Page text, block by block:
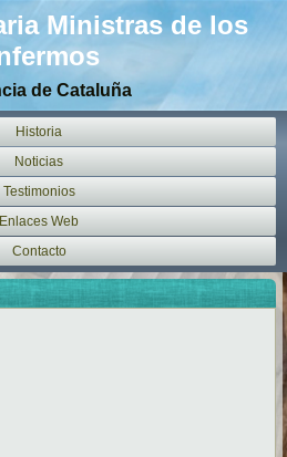
Ministras de los
de Cataluña
Historia
Noticias
Testimonios
Enlaces Web
Contacto